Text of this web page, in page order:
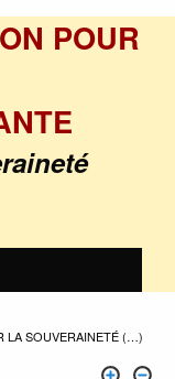
POUR
LA SOUVERAINETÉ (…)